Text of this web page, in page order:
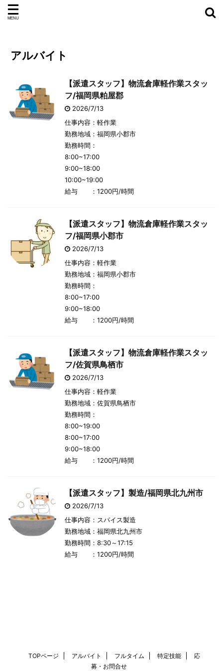
アルバイト
【派遣スタッフ】物流倉庫軽作業スタッ
フ/福岡県粕屋郡
2026/7/13
仕事内容：軽作業
勤務地域：福岡県小郡市
勤務時間：
8:00~17:00
9:00~18:00
10:00~19:00
給与 ：1200円/時間
【派遣スタッフ】物流倉庫軽作業スタッ
フ/福岡県小郡市
2026/7/13
仕事内容：軽作業
勤務地域：福岡県小郡市
勤務時間：
8:00~17:00
9:00~18:00
給与 ：1200円/時間
【派遣スタッフ】物流倉庫軽作業スタッ
フ/佐賀県鳥栖市
2026/7/13
仕事内容：軽作業
勤務地域：佐賀県鳥栖市
勤務時間：
8:00~19:00
8:00~17:00
9:00~18:00
給与 ：1200円/時間
【派遣スタッフ】製造/福岡県北九州市
2026/7/13
仕事内容：スパイス製造
勤務地域：福岡県北九州市
勤務時間：8:30～17:15
給与 ：1200円/時間
TOPページ アルバイト フルタイム 特定技能
応
募・お問合せ